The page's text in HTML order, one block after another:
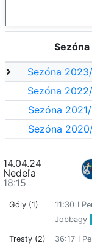
Sezóna
Sezóna
Sezóna
Sezóna
Sezóna
14.04.24
Nedeľa
18:15
Góly (1) 11:30 I
Jobbagy
Tresty (2) 36:17 I